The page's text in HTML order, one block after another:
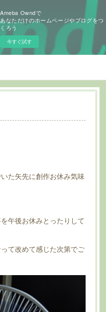
Ameba Owndで
あなただけのホームページやブログをつ
くろう
今すぐ試す
た矢先に創作お休み気味
午後お休みとったりして
て改めて感じた次第でご